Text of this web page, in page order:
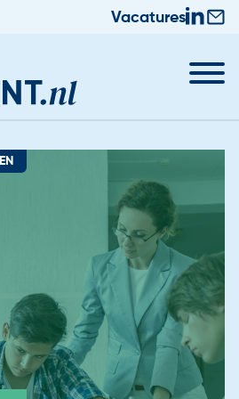
Vacatures
worden
& Trainingen
voor Zij-instromers
zaken